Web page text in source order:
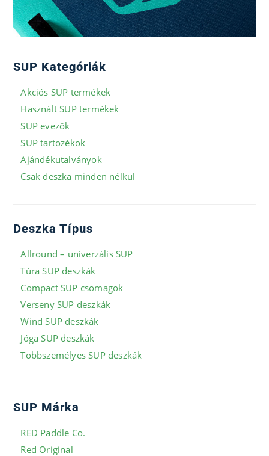
SUP Kategóriák
Akciós SUP termékek
Használt SUP termékek
SUP evezők
SUP tartozékok
Ajándékutalványok
Csak deszka minden nélkül
Deszka Típus
Allround – univerzális SUP
Túra SUP deszkák
Compact SUP csomagok
Verseny SUP deszkák
Wind SUP deszkák
Jóga SUP deszkák
Többszemélyes SUP deszkák
SUP Márka
RED Paddle Co.
Red Original